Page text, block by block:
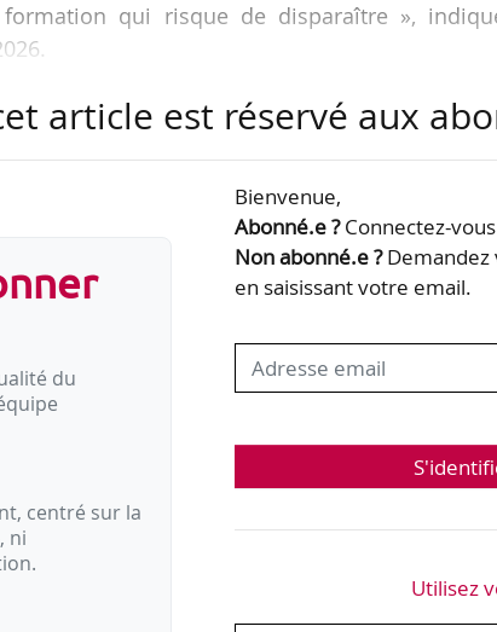
qui risque de disparaître »,
Travail et des Solidarités a informé les
représente, pour 2026, une diminution de plus
article est réservé aux
du
centré sur la
ni
Bienvenue,
Abonné.e ?Connectez-
Non abonné.e ?Demandez
en saisissant votre email.
Utilisez